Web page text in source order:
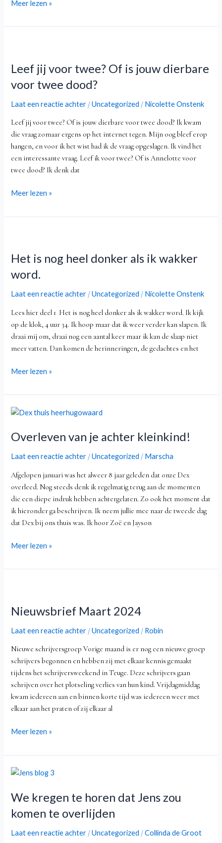
Meer lezen »
Leef jij voor twee? Of is jouw dierbare
voor twee dood?
Laat een reactie achter /Uncategorized / Nicolette Onstenk
Leef jij voor twee? Of is jouw dierbare voor twee dood? Ik kwam
die vraag zomaar ergens op het internet tegen. Mijn oog bleef erop
hangen, en voor ik het wist had ik de vraag opgeslagen. Ik vind het
een interessante vraag. Leef ik voor twee? Of is Annelotte voor
twee dood? Ik denk dat
voor
Of
is
dierbare
voor
twee
dood?
Meer lezen »
Het is nog heel donker als ik wakker
word.
Laat een reactie achter /Uncategorized / Nicolette Onstenk
Lees hier deel 1 Het is nog heel donker als ik wakker word. Ik kijk
op de klok, 4 uur 34. Ik hoop maar dat ik weer verder kan slapen. Ik
draai mij om, draai nog een aantal keer maar ik kan de slaap niet
meer vatten. Dan komen de herinneringen, de gedachtes en het
nog
donker
als
wakker
word.
Meer lezen »
Overleven van je achter kleinkind!
Laat een reactie achter /Uncategorized / Marscha
Afgelopen januari was het alweer 8 jaar geleden dat onze Dex
overleed. Nog steeds denk ik regelmatig terug aan de momenten
die een diepe indruk hebben achtergelaten. Zo ook het moment dat
ik hieronder ga beschrijven. Ik neem jullie mee naar de tweede dag
dat Dex bij ons thuis was. Ik hoor Zoë en Jayson
Overleven
je
kleinkind!
Meer lezen »
Nieuwsbrief Maart 2024
Laat een reactie achter /Uncategorized / Robin
Nieuwe schrijversgroep Vorige maand is er nog een nieuwe groep
schrijvers begonnen en hebben zij met elkaar kennis gemaakt
tijdens het schrijversweekend in Teuge. Deze schrijvers gaan
schrijven over het plotseling verlies van hun kind. Vrijdagmiddag
kwam iedereen aan en binnen korte tijd was iedereen weer met
elkaar aan het praten of zij elkaar al
2024
Meer lezen »
We kregen te horen dat Jens zou
komen te overlijden
Laat een reactie achter /Uncategorized /Collinda de Groot
We
te
horen
dat
Jens